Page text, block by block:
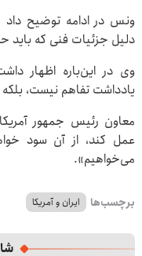
ونس در ادامه توضیح داد
دلیل جزئیات فنی که باید
وی در این‌باره اظهار
یادداشت تفاهم نیست،
معاون رئیس جمهور
عمل کند، از آن سود
می‌خواهیم».
برچسب‌ها ایران و آمریکا